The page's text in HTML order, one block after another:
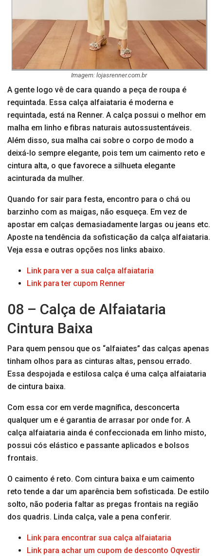
Imagem: lojasrenner.com.br
A gente logo vê de cara quando a peça de roupa é
requintada. Essa calça alfaiataria é moderna e
requintada, está na Renner. A calça possui o melhor em
malha em linho e fibras naturais autossustentáveis.
Além disso, sua malha cai sobre o corpo de modo a
deixá-lo sempre elegante, pois tem um caimento reto e
cintura alta, o que favorece a silhueta elegante
acinturada da mulher.
Quando for sair para festa, encontro para o chá ou
barzinho com as maigas, não esqueça. Em vez de
apostar em calças demasiadamente largas ou jeans etc.
Aposte na tendência da sofisticação da calça alfaiataria.
Veja essa e outras opções nos links abaixo.
Link para ver a sua calça alfaiataria
Link parater cupom Renner
08 – Calça de Alfaiataria
Cintura Baixa
Para quem pensou que os “alfaiates” das calças apenas
tinham olhos para as cinturas altas, pensou errado.
Essa despojada e estilosa calça é uma calça alfaiataria
de cintura baixa.
Com essa cor em verde magnífica, desconcerta
qualquer um e é garantia de arrasar por onde for. A
calça alfaiataria ainda é confeccionada em linho misto,
possui cós elástico e passante aplicados e bolsos
frontais.
O caimento é reto. Com cintura baixa e um caimento
reto tende a dar um aparência bem sofisticada. De estilo
solto, não poderia faltar as pregas frontais na região
dos quadris. Linda calça, vale a pena conferir.
Link para encontrar sua calça alfaiataria
Link para achar um cupom de desconto Oqvestir